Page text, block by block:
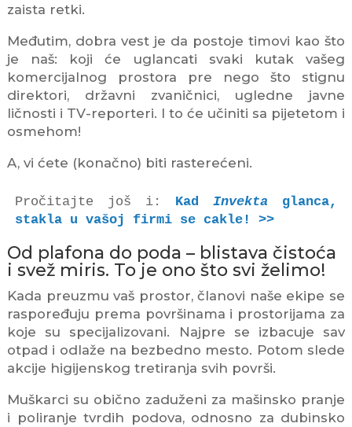
zaista retki.
Međutim, dobra vest je da postoje timovi kao što
je naš: koji će uglancati svaki kutak vašeg
komercijalnog prostora pre nego što stignu
direktori, državni zvaničnici, ugledne javne
ličnosti i TV-reporteri. I to će učiniti sa pijetetom i
osmehom!
A, vi ćete (konačno) biti rasterećeni.
Pročitajte još i: Kad Invekta glanca,
stakla u vašoj firmi se cakle! >>
Od plafona do poda – blistava čistoća
i svež miris. To je ono što svi želimo!
Kada preuzmu vaš prostor, članovi naše ekipe se
raspoređuju prema površinama i prostorijama za
koje su specijalizovani. Najpre se izbacuje sav
otpad i odlaže na bezbedno mesto. Potom slede
akcije higijenskog tretiranja svih površi.
Muškarci su obično zaduženi za mašinsko pranje
i poliranje tvrdih podova, odnosno za dubinsko